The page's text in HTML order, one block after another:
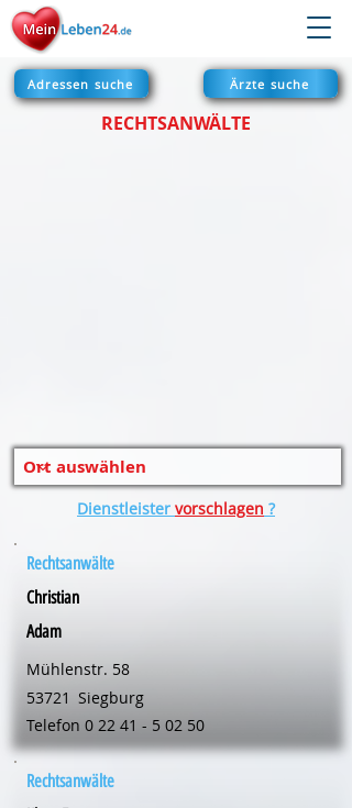
Adressen suche Ärzte suche
RECHTSANWÄLTE
Dienstleister vorschlagen ?
Rechtsanwälte
Christian
Adam
Mühlenstr. 58
53721 Siegburg
Telefon 0 22 41 - 5 02 50
Rechtsanwälte